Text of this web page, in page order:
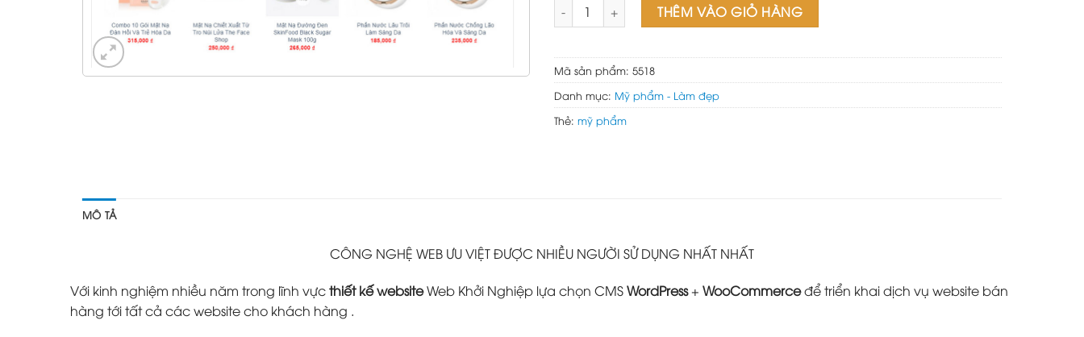
Web bán mỹ phẩm số lượngTHÊM VÀO GIỎ HÀNG
Mã sản phẩm: 5518
Danh mục: Mỹ phẩm - Làm đẹp
Thẻ: mỹ phẩm
MÔ TẢ
CÔNG NGHỆ WEB ƯU VIỆT ĐƯỢC NHIỀU NGƯỜI SỬ DỤNG NHẤT NHẤT
Với kinh nghiệm nhiều năm trong lĩnh vựcthiết kế websiteWeb Khởi Nghiệp lựa chọn CMSWordPress+ WooCommerceđể triển khai dịch vụ website bán
hàng tới tất cả các website cho khách hàng .